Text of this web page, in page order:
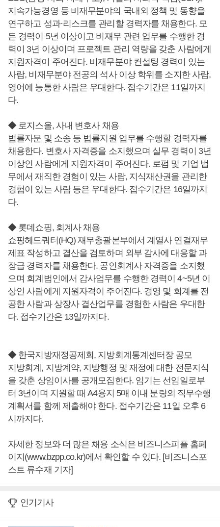
지속가능경영 등 비재무분야의 국내외 정책 및 동향을
연구하고 성과·리스크를 관리할 경력자를 채용한다. 모
든 경력이 5년 이상이고 비재무 관련 업무를 수행한 경
력이 3년 이상이며 프로젝트 관리 역량을 갖춘 사람에게
지원자격이 주어진다. 비재무분야 컨설팅 경력이 있는
사람, 비재무분야 전공의 석사 이상 학위를 소지한 사람,
영어에 능통한 사람은 우대한다. 접수기간은 11일까지
다.
◆ 로지스올, 사내 변호사 채용
법률자문 및 소송 등 법률지원 업무를 수행할 경력자를
채용한다. 변호사 자격증을 소지했으며 실무 경력이 3년
이상인 사람에게 지원자격이 주어진다. 로펌 및 기업 법
무에서 재직한 경험이 있는 사람, 지식재산권을 관리한
경험이 있는 사람 등은 우대한다. 접수기간은 16일까지
다.
◆ 롯데쇼핑, 회계사 채용
쇼핑헤드쿼터(HQ) 재무총괄본부에서 계열사 연결재무
제표 작성하고 결산을 검토하며 외부 감사에 대응할 과
장급 경력자를 채용한다. 공인회계사 자격증을 소지했
으며 회계법인에서 감사업무를 수행한 경력이 4~5년 이
상인 사람에게 지원자격이 주어진다. 경영 및 회계를 전
공한 사람과 상장사 결산업무를 경험한 사람은 우대한
다. 접수기간은 13일까지다.
◆ 한국지방재정공제회, 지방회계통계센터장 공모
지방회계, 지방계약, 지방행정 및 재정에 대한 전문지식
을 갖춘 상임이사를 공개모집한다. 임기는 선임일로부
터 3년이며 지원할 때 A4용지 5매 이내 분량의 직무수행
계획서를 함께 제출해야 한다. 접수기간은 11일 오후 6
시까지다.
자세한 정보와 더 많은 채용 소식은 비즈니스피플 홈페
이지(www.bzpp.co.kr)에서 확인할 수 있다. [비즈니스포
스트 류수재 기자]
인기기사